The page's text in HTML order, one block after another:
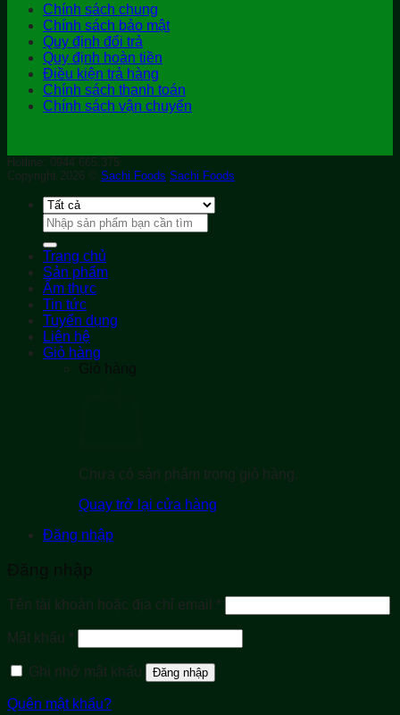
Chính sách chung
Chính sách bảo mật
Quy định đổi trả
Quy định hoàn tiền
Điều kiện trả hàng
Chính sách thanh toán
Chính sách vận chuyển
Hotline: 0944.665.375
Copyright 2026 © Sachi Foods Sachi Foods
Tìm
kiếm:
Trang chủ
Sản phẩm
Ẩm thực
Tin tức
Tuyển dụng
Liên hệ
Giỏ hàng
Giỏ hàng
Chưa có sản phẩm trong giỏ hàng.
Quay trở lại cửa hàng
Đăng nhập
Đăng nhập
Tên tài khoản hoặc địa chỉ email *
buộc
Mật khẩu *
buộc
Ghi nhớ mật khẩu
Đăng nhập
Quên mật khẩu?